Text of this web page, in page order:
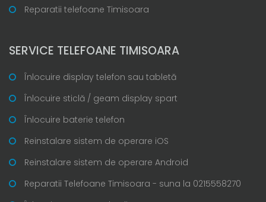
Reparatii telefoane Timisoara
SERVICE TELEFOANE TIMISOARA
Înlocuire display telefon sau tabletă
Înlocuire sticlă / geam display spart
Înlocuire baterie telefon
Reinstalare sistem de operare iOS
Reinstalare sistem de operare Android
Reparatii Telefoane Timisoara - suna la 0215558270